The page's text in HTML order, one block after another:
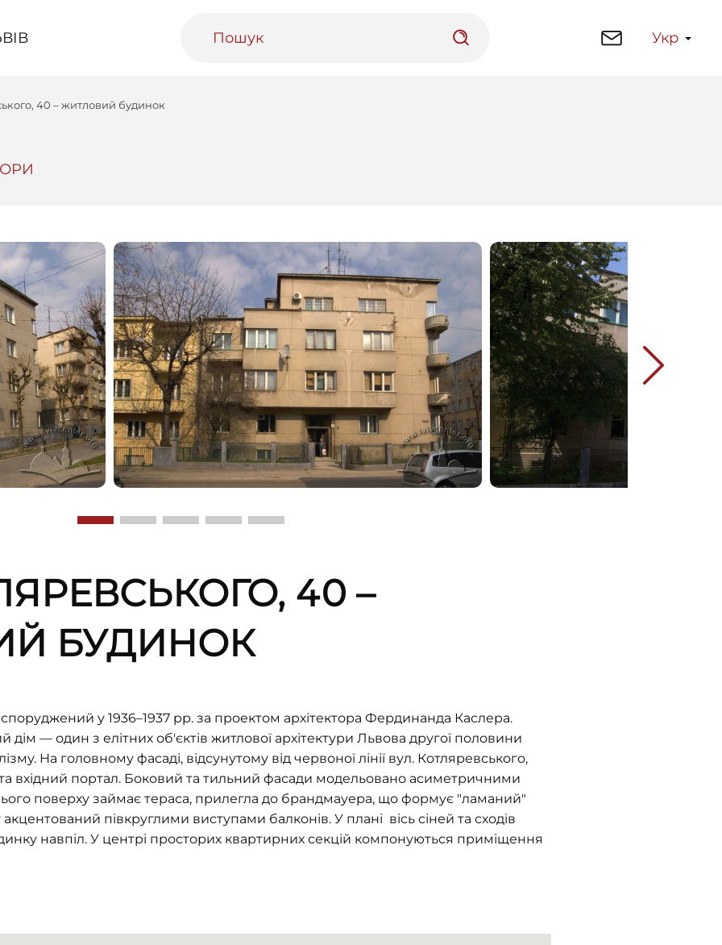
Укр
40 – житловий будинок
40 –
БУДИНОК
у 1936–1937 рр. за проектом архітектора Фердинанда Каслера.
— один з елітних об'єктів житлової архітектури Львова другої половини
На головному фасаді, відсунутому від червоної лінії вул. Котляревського,
вхідний портал. Боковий та тильний фасади модельовано асиметричними
поверху займає тераса, прилегла до брандмауера, що формує "ламаний"
півкруглими виступами балконів. У плані вісь сіней та сходів
навпіл. У центрі просторих квартирних секцій компонуються приміщення